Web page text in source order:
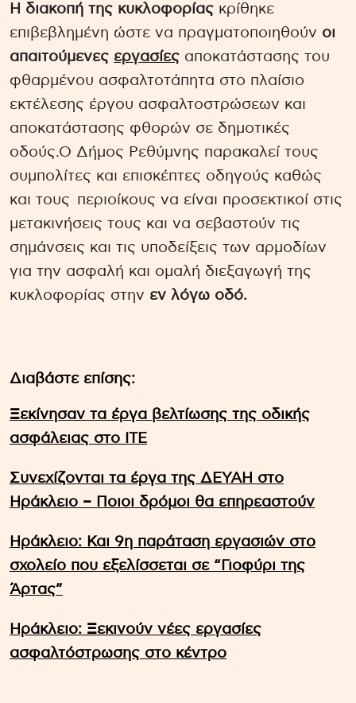
Η διακοπή της κυκλοφορίας κρίθηκε
επιβεβλημένη ώστε να πραγματοποιηθούν οι
απαιτούμενες εργασίες αποκατάστασης του
φθαρμένου ασφαλτοτάπητα στο πλαίσιο
εκτέλεσης έργου ασφαλτοστρώσεων και
αποκατάστασης φθορών σε δημοτικές
οδούς.Ο Δήμος Ρεθύμνης παρακαλεί τους
συμπολίτες και επισκέπτες οδηγούς καθώς
και τους περιοίκους να είναι προσεκτικοί στις
μετακινήσεις τους και να σεβαστούν τις
σημάνσεις και τις υποδείξεις των αρμοδίων
για την ασφαλή και ομαλή διεξαγωγή της
κυκλοφορίας στην εν λόγω οδό.
Διαβάστε επίσης:
Ξεκίνησαν τα έργα βελτίωσης της οδικής
ασφάλειας στο ΙΤΕ
Συνεχίζονται τα έργα της ΔΕΥΑΗ στο
Ηράκλειο – Ποιοι δρόμοι θα επηρεαστούν
Ηράκλειο: Και 9η παράταση εργασιών στο
σχολείο που εξελίσσεται σε “Γιοφύρι της
Άρτας”
Ηράκλειο: Ξεκινούν νέες εργασίες
ασφαλτόστρωσης στο κέντρο